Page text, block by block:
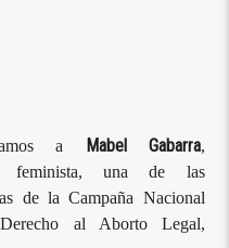
a Mabel Gabarra,
feminista, una de las
de la Campaña Nacional
al Aborto Legal,